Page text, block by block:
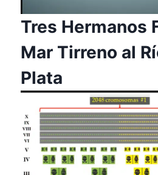
Tres Hermanos
Mar Tirreno al
Plata